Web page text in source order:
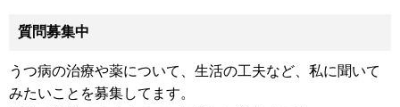
質問募集中
うつ病の治療や薬について、生活の工夫など、私に聞いて
みたいことを募集してます。